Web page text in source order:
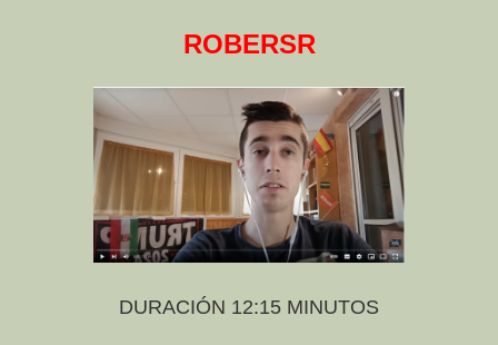
ROBERSR
DURACIÓN 12:15 MINUTOS